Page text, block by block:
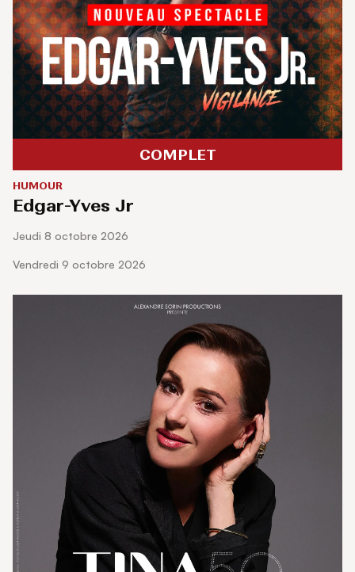
COMPLET
HUMOUR
Edgar-Yves Jr
jeudi 8 octobre 2026
vendredi 9 octobre 2026